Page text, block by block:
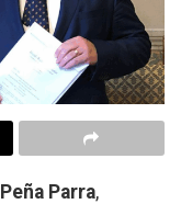
Parra,